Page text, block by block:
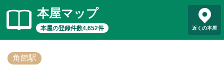
本屋マップ
本屋の登録件数4,652件 近くの本屋
角館駅